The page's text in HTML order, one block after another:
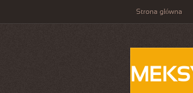
Strona główna